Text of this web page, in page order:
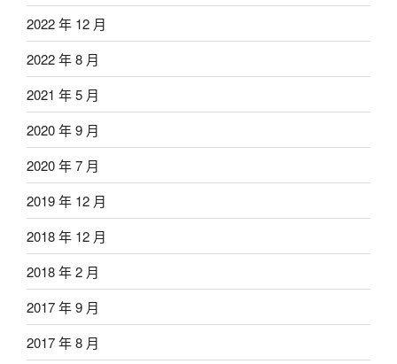
2022 年 12 月
2022 年 8 月
2021 年 5 月
2020 年 9 月
2020 年 7 月
2019 年 12 月
2018 年 12 月
2018 年 2 月
2017 年 9 月
2017 年 8 月